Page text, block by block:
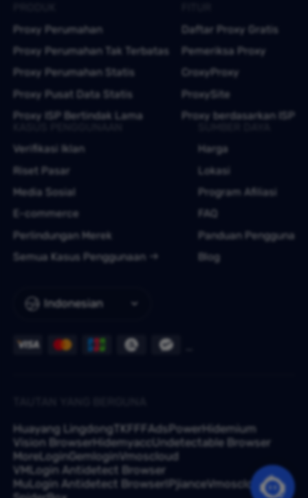
Indonesian
Proxy Perumahan
Proxy Perumahan Tak Terbatas
Proxy Perumahan Statis
Proxy Pusat Data Statis
Proxy ISP Bertindak Lama
Daftar Proxy Gratis
Pemeriksa Proxy
CroxyProxy
ProxySite
Proxy berdasarkan ISP
Verifikasi Iklan
Riset Pasar
Media Sosial
E-commerce
Perlindungan Merek
Semua Kasus Penggunaan
Harga
Lokasi
Program Afiliasi
FAQ
Panduan Pengguna
Blog
Huayang Lingdong TKFFF AdsPowerHidemium
Vision BrowserHidemyaccUndetectable Browser
MoreLoginGemlogin Vmoscloud
VMLogin Antidetect Browser
MuLogin Antidetect BrowserIPjianceVmoscloud